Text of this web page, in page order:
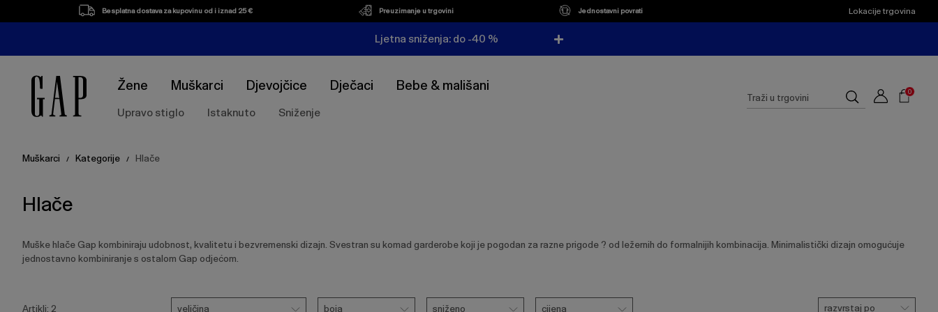
Besplatna dostava za kupovinu od i iznad 25 € Preuzimanje u trgovini Jednostavni povrati Lokacije trgovina
Ljetna sniženja: do -40 %
Žene Muškarci Djevojčice Dječaci Bebe & mališani
Upravo stiglo Istaknuto Sniženje
Suggested
site
content
Traži
u
0
Muškarci / Kategorije / Hlače
Hlače
Muške hlače Gap kombiniraju udobnost, kvalitetu i bezvremenski dizajn. Svestran su komad garderobe koji je pogodan za razne prigode ? od ležernih do formalnijih kombinacija. Minimalistički dizajn omogućuje
jednostavno kombiniranje s ostalom Gap odjećom.
tipku
Artikli: 2
Veličina
veličina
Boja
boja
Sniženo
sniženo
Cijena
cijena razvrstaj po
Popis
proizvoda